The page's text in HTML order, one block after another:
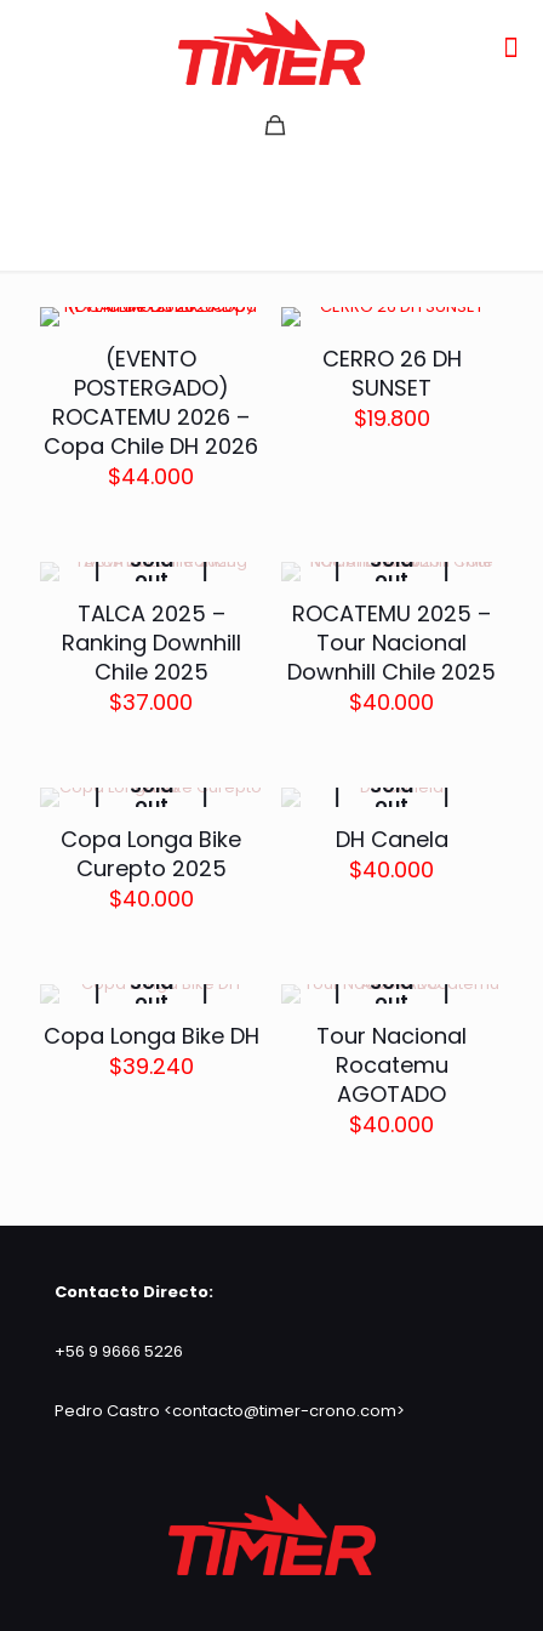
(EVENTO
POSTERGADO)
ROCATEMU 2026 –
Copa Chile DH 2026
$44.000
CERRO 26 DH
SUNSET
$19.800
Sold
out
TALCA 2025 –
Ranking Downhill
Chile 2025
$37.000
Sold
out
ROCATEMU 2025 –
Tour Nacional
Downhill Chile 2025
$40.000
Sold
out
Copa Longa Bike
Curepto 2025
$40.000
Sold
out
DH Canela
$40.000
Sold
out
Copa Longa Bike DH
$39.240
Sold
out
Tour Nacional
Rocatemu
AGOTADO
$40.000
Contacto Directo:
+56 9 9666 5226
Pedro Castro <contacto@timer-crono.com>